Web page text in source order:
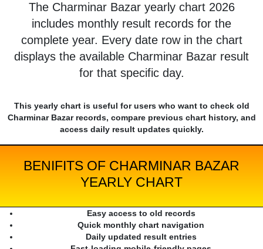
The Charminar Bazar yearly chart 2026
includes monthly result records for the
complete year. Every date row in the chart
displays the available Charminar Bazar result
for that specific day.
This yearly chart is useful for users who want to check old
Charminar Bazar records, compare previous chart history, and
access daily result updates quickly.
BENIFITS OF CHARMINAR BAZAR
YEARLY CHART
Easy access to old records
Quick monthly chart navigation
Daily updated result entries